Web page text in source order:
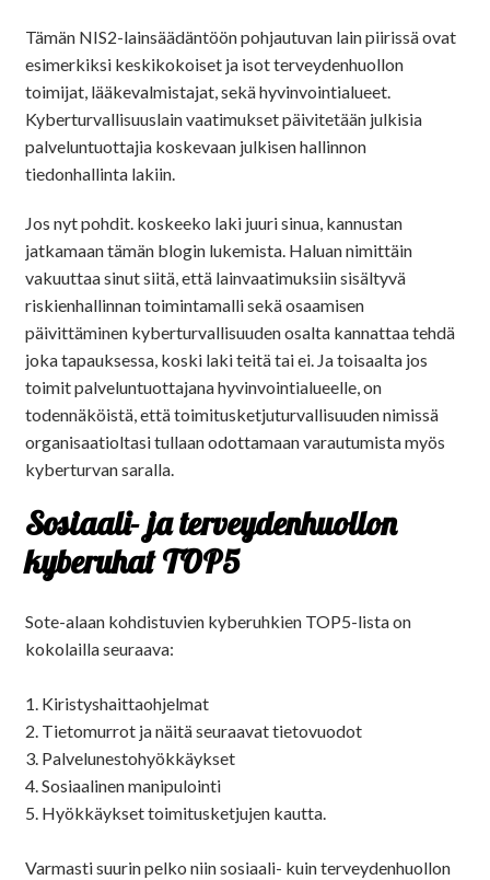
Tämän NIS2-lainsäädäntöön pohjautuvan lain piirissä ovat
esimerkiksi keskikokoiset ja isot terveydenhuollon
toimijat, lääkevalmistajat, sekä hyvinvointialueet.
Kyberturvallisuuslain vaatimukset päivitetään julkisia
palveluntuottajia koskevaan julkisen hallinnon
tiedonhallinta lakiin.
Jos nyt pohdit. koskeeko laki juuri sinua, kannustan
jatkamaan tämän blogin lukemista. Haluan nimittäin
vakuuttaa sinut siitä, että lainvaatimuksiin sisältyvä
riskienhallinnan toimintamalli sekä osaamisen
päivittäminen kyberturvallisuuden osalta kannattaa tehdä
joka tapauksessa, koski laki teitä tai ei. Ja toisaalta jos
toimit palveluntuottajana hyvinvointialueelle, on
todennäköistä, että toimitusketjuturvallisuuden nimissä
organisaatioltasi tullaan odottamaan varautumista myös
kyberturvan saralla.
Sosiaali- ja terveydenhuollon
kyberuhat TOP5
Sote-alaan kohdistuvien kyberuhkien TOP5-lista on
kokolailla seuraava:
1. Kiristyshaittaohjelmat
2. Tietomurrot ja näitä seuraavat tietovuodot
3. Palvelunestohyökkäykset
4. Sosiaalinen manipulointi
5. Hyökkäykset toimitusketjujen kautta.
Varmasti suurin pelko niin sosiaali- kuin terveydenhuollon